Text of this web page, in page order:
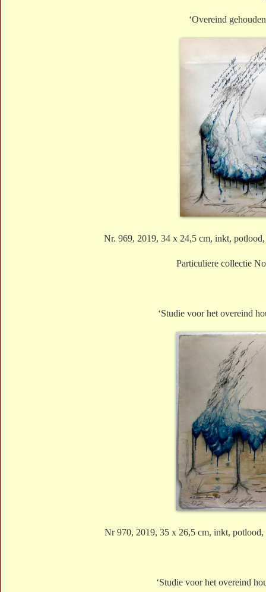
‘Overeind
Nr. 969, 2019, 34 x 24,5 cm, inkt,
Particuliere collectie
‘Studie voor het overeind
Nr 970, 2019, 35 x 26,5 cm, inkt, potlood,
‘Studie voor het overeind